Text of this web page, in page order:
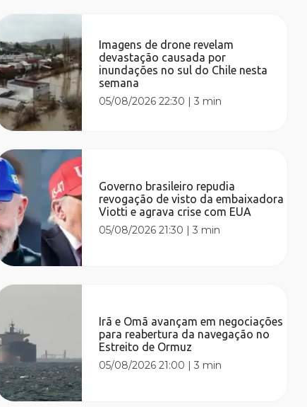
Imagens de drone revelam
devastação causada por
inundações no sul do Chile nesta
semana
05/08/2026 22:30 |3 min
Governo brasileiro repudia
revogação de visto da embaixadora
Viotti e agrava crise com EUA
05/08/2026 21:30 |3 min
Irã e Omã avançam em negociações
para reabertura da navegação no
Estreito de Ormuz
05/08/2026 21:00 |3 min